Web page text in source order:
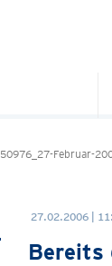
50976_27-Februar-
27.02.2006 |
Bereits